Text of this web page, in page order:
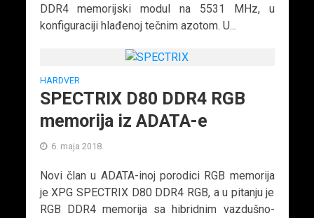
DDR4 memorijski modul na 5531 MHz, u
konfiguraciji hlađenoj tečnim azotom. U...
HARDVER
SPECTRIX D80 DDR4 RGB
memorija iz ADATA-e
6. maja 2018.
Novi član u ADATA-inoj porodici RGB memorija
je XPG SPECTRIX D80 DDR4 RGB, a u pitanju je
RGB DDR4 memorija sa hibridnim vazdušno-